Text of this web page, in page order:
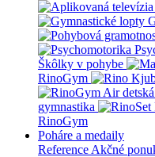
Škôlky v pohybe
RinoGym
gymnastika
RinoGym
Poháre a medaily
Reference Akčné